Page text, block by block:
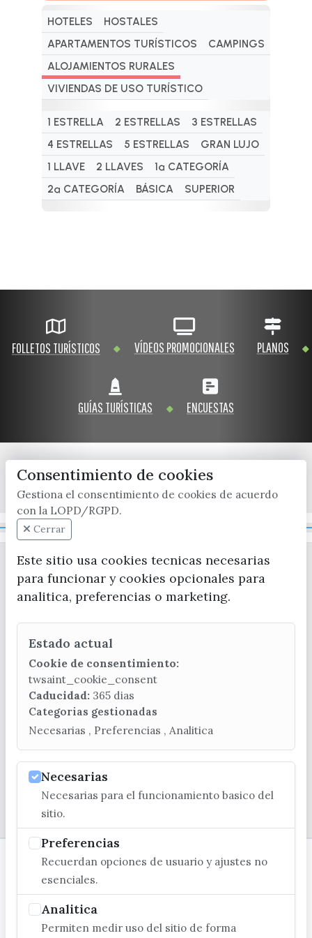
HOTELES
HOSTALES
APARTAMENTOS TURÍSTICOS
CAMPINGS
ALOJAMIENTOS RURALES
VIVIENDAS DE USO TURÍSTICO
1 ESTRELLA 2 ESTRELLAS
3 ESTRELLAS
4 ESTRELLAS
5 ESTRELLAS
GRAN LUJO
1 LLAVE
2 LLAVES
1ª CATEGORÍA
2ª CATEGORÍA
BÁSICA SUPERIOR
FOLLETOS TURÍSTICOS VÍDEOS PROMOCIONALES PLANOS
GUÍAS TURÍSTICAS ENCUESTAS
x / twitter facebook youtube instagram
CONTACTA CON LA OFICINA DE TURISMO
(+34) 952 541 104
turismo@velezmalaga.es
C/ Poniente, 2. CP 29740 - Torre del Mar
Consentimiento de cookies
Gestiona el consentimiento de cookies de acuerdo
con la LOPD/RGPD.
Cerrar
Este sitio usa cookies tecnicas necesarias
para funcionar y cookies opcionales para
analitica, preferencias o marketing.
Estado actual
Cookie de consentimiento:
twsaint_cookie_consent
Caducidad: 365 dias
Categorias gestionadas
Necesarias , Preferencias , Analitica
Necesarias
Necesarias para el funcionamiento basico del
sitio.
Preferencias
Recuerdan opciones de usuario y ajustes no
esenciales.
Analitica
Permiten medir uso del sitio de forma